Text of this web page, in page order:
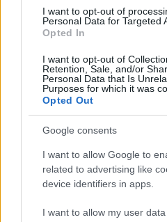
I want to opt-out of
Personal Data for Targeted
Opted In
I want to opt-out of
Retention, Sale, and/or
Personal Data that Is
Purposes for which it was
Opted Out
Google consents
I want to allow Google to
related to advertising like
device identifiers in apps.
I want to allow my user
startovními časy
OSTATNÍ
Mladá naděje,